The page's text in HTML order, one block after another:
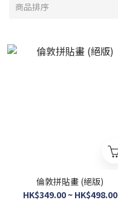
商品排序
倫敦拼貼畫 (絕版)
HK$349.00 ~ HK$498.00